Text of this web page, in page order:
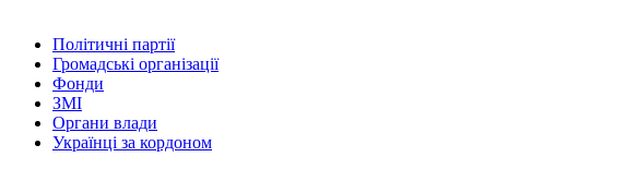
Політичні партії
Громадські організації
Фонди
ЗМІ
Органи влади
Українці за кордоном